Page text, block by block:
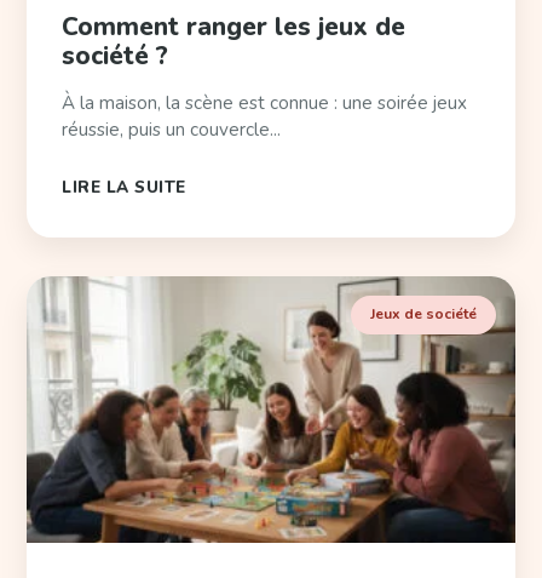
Comment ranger les jeux de
société ?
À la maison, la scène est connue : une soirée jeux
réussie, puis un couvercle...
LIRE LA SUITE
Jeux de société